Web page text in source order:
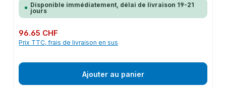
Disponible immédiatement, délai de livraison 19-21
jours
Prix régulier :
96.65 CHF
Prix TTC, frais de livraison en sus
Ajouter au panier